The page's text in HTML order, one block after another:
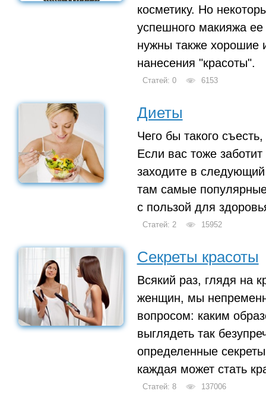
косметику. Но
успешного макияжа ее
нужны также хорошие
нанесения "красоты".
Статей: 0 6153
Диеты
Чего бы такого
Если вас тоже заботит
заходите в
там самые
с пользой для
Статей: 2 15952
Секреты красоты
Всякий раз, глядя на
женщин, мы
вопросом: каким
выглядеть так
определенные
каждая может стать
Статей: 8 137006